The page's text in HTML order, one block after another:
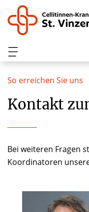
So erreichen Sie uns
Kontakt
Bei weiteren Fragen
Koordinatoren